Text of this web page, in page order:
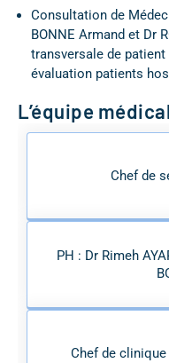
Consultation de
BONNE Armand et Dr
transversale de
évaluation patients
L’équipe
Chef de
PH : Dr Rimeh
Chef de clinique